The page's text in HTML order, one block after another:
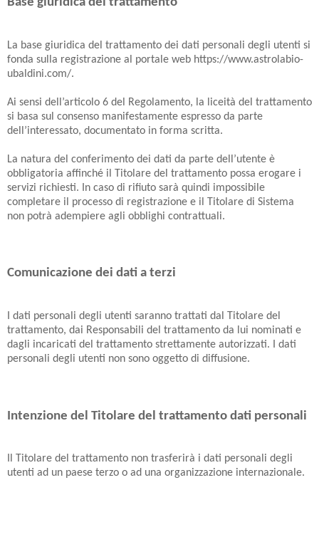
La base giuridica del trattamento dei dati personali degli utenti si
fonda sulla registrazione al portale web https://www.astrolabio-
ubaldini.com/.
Ai sensi dell’articolo 6 del Regolamento, la liceità del trattamento
si basa sul consenso manifestamente espresso da parte
dell’interessato, documentato in forma scritta.
La natura del conferimento dei dati da parte dell’utente è
obbligatoria affinché il Titolare del trattamento possa erogare i
servizi richiesti. In caso di rifiuto sarà quindi impossibile
completare il processo di registrazione e il Titolare di Sistema
non potrà adempiere agli obblighi contrattuali.
Comunicazione dei dati a terzi
I dati personali degli utenti saranno trattati dal Titolare del
trattamento, dai Responsabili del trattamento da lui nominati e
dagli incaricati del trattamento strettamente autorizzati. I dati
personali degli utenti non sono oggetto di diffusione.
Intenzione del Titolare del trattamento dati personali
Il Titolare del trattamento non trasferirà i dati personali degli
utenti ad un paese terzo o ad una organizzazione internazionale.